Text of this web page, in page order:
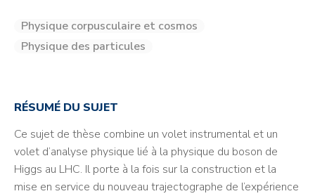
Physique corpusculaire et cosmos
Physique des particules
RÉSUMÉ DU SUJET
Ce sujet de thèse combine un volet instrumental et un
volet d’analyse physique lié à la physique du boson de
Higgs au LHC. Il porte à la fois sur la construction et la
mise en service du nouveau trajectographe de l’expérience